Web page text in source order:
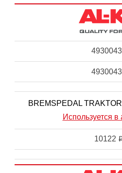
BREMSPEDAL
Используется в
10122